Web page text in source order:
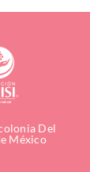
Del
México